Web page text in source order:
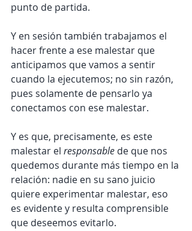
punto de partida.
Y en sesión también trabajamos el
hacer frente a ese malestar que
anticipamos que vamos a sentir
cuando la ejecutemos; no sin razón,
pues solamente de pensarlo ya
conectamos con ese malestar.
Y es que, precisamente, es este
malestar el responsable de que nos
quedemos durante más tiempo en la
relación: nadie en su sano juicio
quiere experimentar malestar, eso
es evidente y resulta comprensible
que deseemos evitarlo.